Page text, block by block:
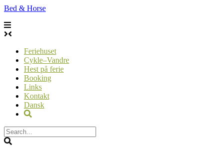
Skip
content
Bed & Horse
Feriehuset
Cykle–Vandre
Hest på ferie
Booking
Links
Kontakt
Dansk